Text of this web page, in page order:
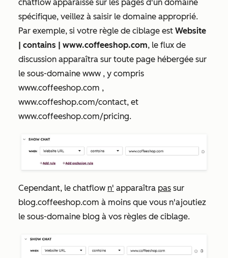
chatflow apparaisse sur les pages d'un domaine
spécifique, veillez à saisir le domaine approprié.
Par exemple, si votre règle de ciblage est Website
| contains |
www.coffeeshop.com, le flux de
discussion apparaîtra sur toute page hébergée sur
le sous-domaine www , y compris
www.coffeeshop.com ,
www.coffeshop.com/contact, et
www.coffeeshop.com/pricing.
Cependant, le chatflow n' apparaîtra pas sur
blog.coffeeshop.com à moins que vous n'ajoutiez
le sous-domaine blog à vos règles de ciblage.